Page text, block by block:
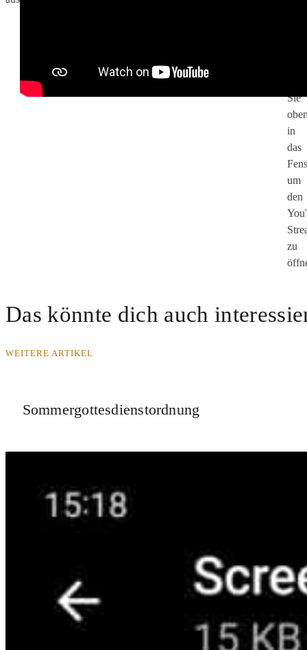
Sie
in
das
um
den
zu
Das könnte dich auch
WEITERE ARTIKEL
Sommergottesdienstordnung